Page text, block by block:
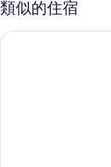
大
雙
1
特
類似的住宿
上海龍之夢萬麗酒店